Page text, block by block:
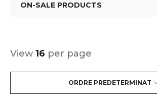
ON-SALE PRODUCTS
ORDRE PREDETERMINAT
View 16 per page